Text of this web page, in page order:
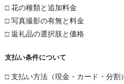
□ 花の種類と追加料金
□ 写真撮影の有無と料金
□ 返礼品の選択肢と価格
支払い条件について
□ 支払い方法（現金・カード・分割）